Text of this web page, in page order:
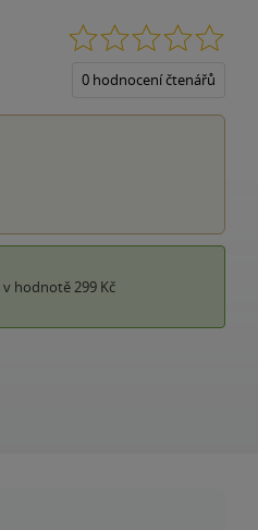
0 hodnocení čtenářů
v hodnotě 299 Kč